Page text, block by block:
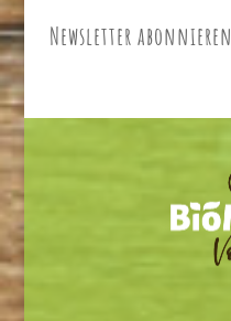
Newsletter abonnieren